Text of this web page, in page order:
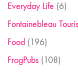
Everyday Life (6)
Fontainebleau
Food (196)
FrogPubs (108)